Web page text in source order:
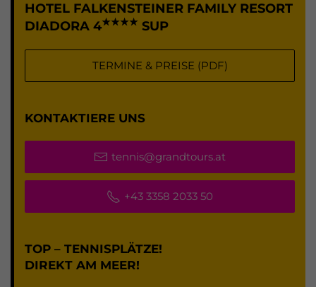
HOTEL FALKENSTEINER FAMILY RESORT
DIADORA 4★★★★ SUP
TERMINE & PREISE (PDF)
KONTAKTIERE UNS
tennis@grandtours.at
+43 3358 2033 50
TOP – TENNISPLÄTZE!
DIREKT AM MEER!